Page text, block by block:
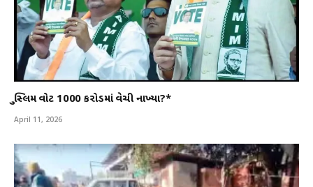
મુસ્લિમ વોટ 1000 કરોડમાં વેચી નાખ્યા?*
April 11, 2026